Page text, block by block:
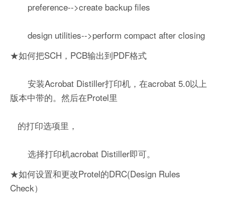
preference-->create backup files
design utilities-->perform compact after closing
★如何把SCH，PCB输出到PDF格式
安装Acrobat Distiller打印机，在acrobat 5.0以上
版本中带的。然后在Protel里
的打印选项里，
选择打印机acrobat Distiller即可。
★如何设置和更改Protel的DRC(Design Rules
Check）